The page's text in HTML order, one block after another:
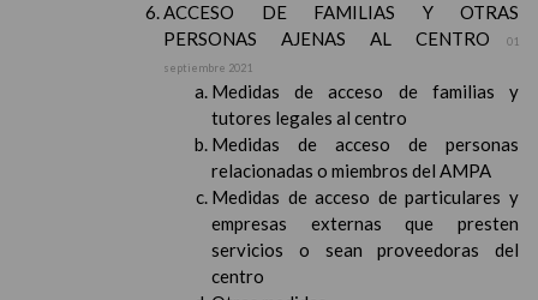
ACCESO DE FAMILIAS Y OTRAS
PERSONAS AJENAS AL CENTRO
01
septiembre 2021
Medidas de acceso de familias y
tutores legales al centro
Medidas de acceso de personas
relacionadas o miembros del AMPA
Medidas de acceso de particulares y
empresas externas que presten
servicios o sean proveedoras del
centro